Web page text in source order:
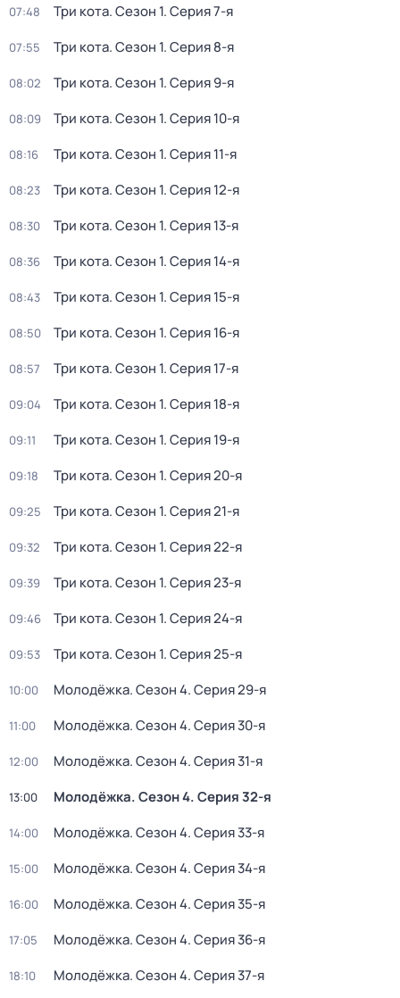
07:48 Три кота. Сезон 1. Серия 7-я
07:55 Три кота. Сезон 1. Серия 8-я
08:02 Три кота. Сезон 1. Серия 9-я
08:09 Три кота. Сезон 1. Серия 10-я
08:16 Три кота. Сезон 1. Серия 11-я
08:23 Три кота. Сезон 1. Серия 12-я
08:30 Три кота. Сезон 1. Серия 13-я
08:36 Три кота. Сезон 1. Серия 14-я
08:43 Три кота. Сезон 1. Серия 15-я
08:50 Три кота. Сезон 1. Серия 16-я
08:57 Три кота. Сезон 1. Серия 17-я
09:04 Три кота. Сезон 1. Серия 18-я
09:11 Три кота. Сезон 1. Серия 19-я
09:18 Три кота. Сезон 1. Серия 20-я
09:25 Три кота. Сезон 1. Серия 21-я
09:32 Три кота. Сезон 1. Серия 22-я
09:39 Три кота. Сезон 1. Серия 23-я
09:46 Три кота. Сезон 1. Серия 24-я
09:53 Три кота. Сезон 1. Серия 25-я
10:00 Молодёжка. Сезон 4. Серия 29-я
11:00 Молодёжка. Сезон 4. Серия 30-я
12:00 Молодёжка. Сезон 4. Серия 31-я
13:00 Молодёжка. Сезон 4. Серия 32-я
14:00 Молодёжка. Сезон 4. Серия 33-я
15:00 Молодёжка. Сезон 4. Серия 34-я
16:00 Молодёжка. Сезон 4. Серия 35-я
17:05 Молодёжка. Сезон 4. Серия 36-я
18:10 Молодёжка. Сезон 4. Серия 37-я